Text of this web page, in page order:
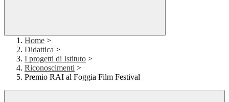
Home >
Didattica >
I progetti di Istituto >
Riconoscimenti >
Premio RAI al Foggia Film Festival